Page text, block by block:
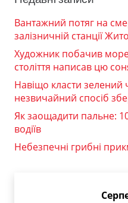
Вантажний потяг на
залізничній станції
Художник побачив
століття написав цю
Навіщо класти зелений
незвичайний спосіб
Як заощадити пальне:
водіїв
Небезпечні грибні